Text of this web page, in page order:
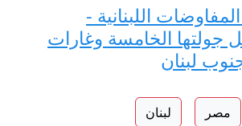
اللبنانية -
جولتها الخامسة وغارات
لبنان
مصر لبنان